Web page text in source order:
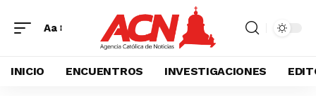
Aa
INICIO ENCUENTROS INVESTIGACIONES